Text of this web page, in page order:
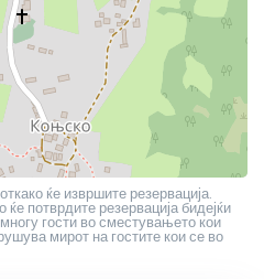
ќе извршите резервација.
ќе потврдите резервација бидејќи
гости во сместувањето кои
мирот на гостите кои се во